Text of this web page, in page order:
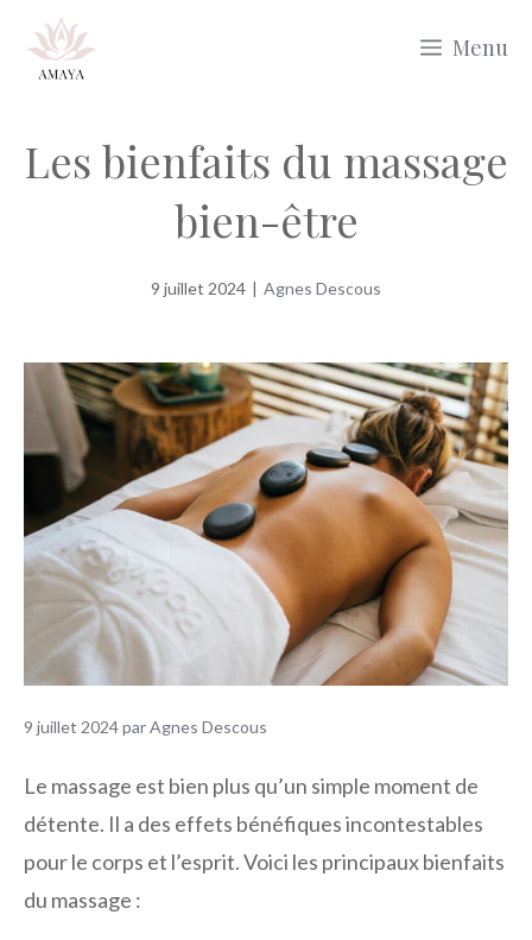
Menu
Les bienfaits du massage
bien-être
9 juillet 2024 | Agnes Descous
9 juillet 2024parAgnes Descous
Le massage est bien plus qu’un simple moment de
détente. Il a des effets bénéfiques incontestables
pour le corps et l’esprit. Voici les principaux bienfaits
du massage :